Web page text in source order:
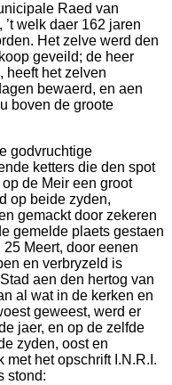
Raed van
welk daer 162 jaren
Het zelve werd den
geveild; de heer
heeft het zelven
bewaerd, en aen
boven de groote
godvruchtige
ketters die den spot
de Meir een groot
op beide zyden,
gemackt door zekeren
gemelde plaets gestaen
Meert, door eenen
en verbryzeld is
aen den hertog van
al wat in de kerken en
geweest, werd er
jaer, en op de zelfde
zyden, oost en
het opschrift I.N.R.I.
stond: